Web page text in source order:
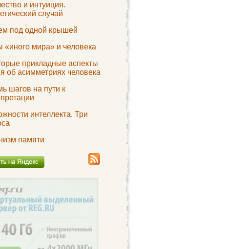
и интуиция.
случай
под одной крышей
«иного мира» и человека
прикладные аспекты
об асимметриях человека
шагов на пути к
интеллекта. Три
памяти